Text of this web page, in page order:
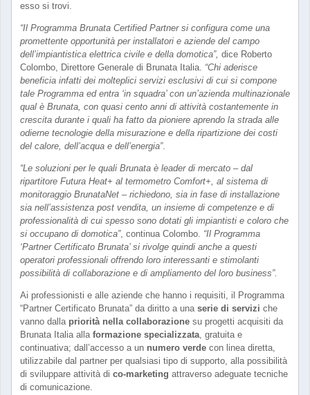
esso si trovi.
“Il Programma Brunata Certified Partner si configura come una
promettente opportunità per installatori e aziende del campo
dell’impiantistica elettrica civile e della domotica”, dice Roberto
Colombo, Direttore Generale di Brunata Italia. “Chi aderisce
beneficia infatti dei molteplici servizi esclusivi di cui si compone
tale Programma ed entra ‘in squadra’ con un’azienda multinazionale
qual è Brunata, con quasi cento anni di attività costantemente in
crescita durante i quali ha fatto da pioniere aprendo la strada alle
odierne tecnologie della misurazione e della ripartizione dei costi
del calore, dell’acqua e dell’energia”.
“Le soluzioni per le quali Brunata è leader di mercato – dal
ripartitore Futura Heat+ al termometro Comfort+, al sistema di
monitoraggio BrunataNet – richiedono, sia in fase di installazione
sia nell’assistenza post vendita, un insieme di competenze e di
professionalità di cui spesso sono dotati gli impiantisti e coloro che
si occupano di domotica”, continua Colombo. “Il Programma
‘Partner Certificato Brunata’ si rivolge quindi anche a questi
operatori professionali offrendo loro interessanti e stimolanti
possibilità di collaborazione e di ampliamento del loro business”.
Ai professionisti e alle aziende che hanno i requisiti, il Programma
“Partner Certificato Brunata” da diritto a unaserie di servizi che
vanno dallapriorità nella collaborazione su progetti acquisiti da
Brunata Italia alla formazione specializzata, gratuita e
continuativa; dall’accesso a un numero verde con linea diretta,
utilizzabile dal partner per qualsiasi tipo di supporto, alla possibilità
di sviluppare attività di co-marketing attraverso adeguate tecniche
di comunicazione.